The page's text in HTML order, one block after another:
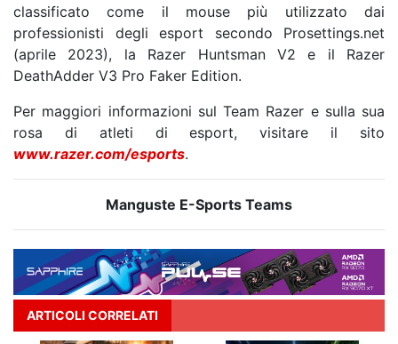
classificato come il mouse più utilizzato dai
professionisti degli esport secondo Prosettings.net
(aprile 2023), la Razer Huntsman V2 e il Razer
DeathAdder V3 Pro Faker Edition.
Per maggiori informazioni sul Team Razer e sulla sua
rosa di atleti di esport, visitare il sito
www.razer.com/esports.
Manguste E-Sports Teams
ARTICOLI CORRELATI